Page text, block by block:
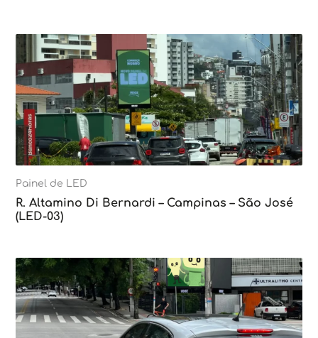
Painel de LED
R. Altamino Di Bernardi – Campinas – São José
(LED-03)